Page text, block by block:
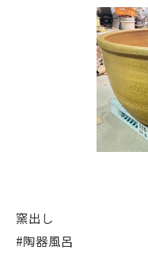
窯出し
#陶器風呂